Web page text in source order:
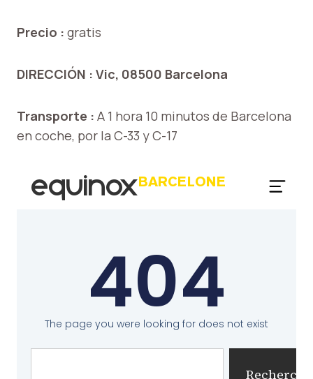
Precio : gratis
DIRECCIÓN : Vic, 08500 Barcelona
Transporte : A 1 hora 10 minutos de Barcelona
en coche, por la C-33 y C-17